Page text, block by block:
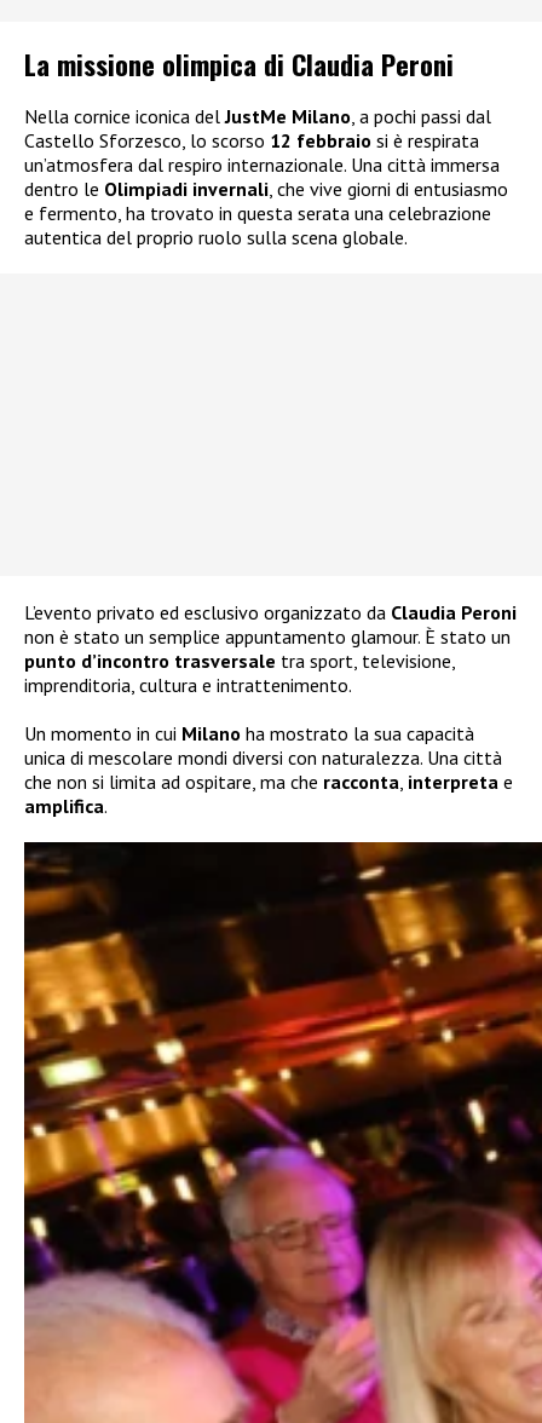
La missione olimpica di Claudia Peroni
Nella cornice iconica delJustMe Milano, a pochi passi dal
Castello Sforzesco, lo scorso 12 febbraio si è respirata
un’atmosfera dal respiro internazionale. Una città immersa
dentro le Olimpiadi invernali, che vive giorni di entusiasmo
e fermento, ha trovato in questa serata una celebrazione
autentica del proprio ruolo sulla scena globale.
L’evento privato ed esclusivo organizzato da Claudia Peroni
non è stato un semplice appuntamento glamour. È stato un
punto d’incontro trasversale tra sport, televisione,
imprenditoria, cultura e intrattenimento.
Un momento in cui Milano ha mostrato la sua capacità
unica di mescolare mondi diversi con naturalezza. Una città
che non si limita ad ospitare, ma che racconta, interpreta e
amplifica.